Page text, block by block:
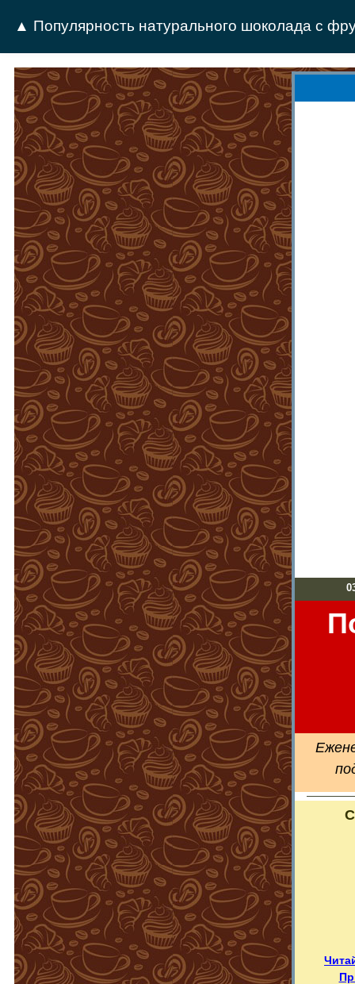
▲ Популярность натурального шоколада с